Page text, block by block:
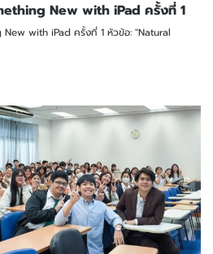
New with iPad ครั้งที่ 1
with iPad ครั้งที่ 1 หัวข้อ: "Natural